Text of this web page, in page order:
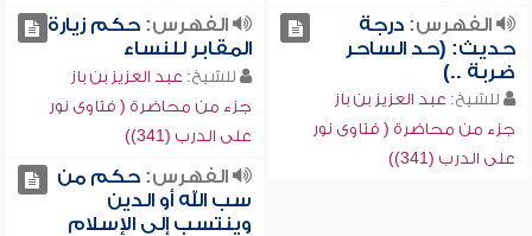
الفهرس:درجة
حديث: (حد الساحر
ضربة ..)
للشيخ: عبد العزيز بن باز
جزء من محاضرة ( فتاوى نور
على الدرب (341))
الفهرس:حكم زيارة
المقابر للنساء
للشيخ: عبد العزيز بن باز
جزء من محاضرة ( فتاوى نور
على الدرب (341))
الفهرس:حكم من
سب الله أو الدين
وينتسب إلى الإسلام